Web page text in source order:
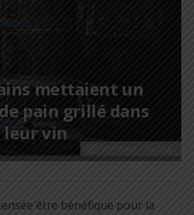
mettaient un
pain grillé dans
leur vin
ArtTower / Pixabay
être bénéfique pour la